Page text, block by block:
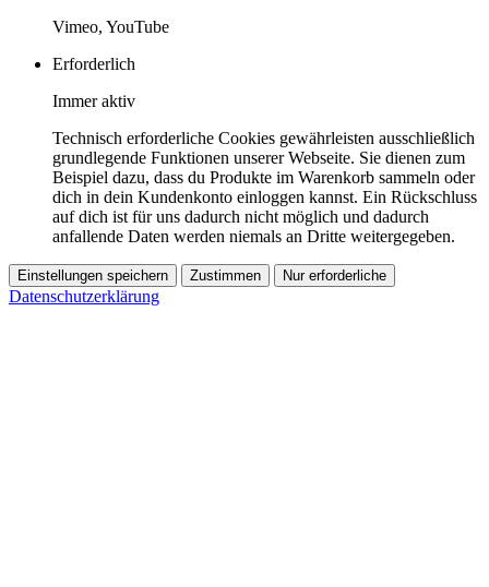
Vimeo, YouTube
Erforderlich
Immer aktiv
Technisch erforderliche Cookies gewährleisten ausschließlich
grundlegende Funktionen unserer Webseite. Sie dienen zum
Beispiel dazu, dass du Produkte im Warenkorb sammeln oder
dich in dein Kundenkonto einloggen kannst. Ein Rückschluss
auf dich ist für uns dadurch nicht möglich und dadurch
anfallende Daten werden niemals an Dritte weitergegeben.
Einstellungen speichern Zustimmen Nur erforderliche
Datenschutzerklärung